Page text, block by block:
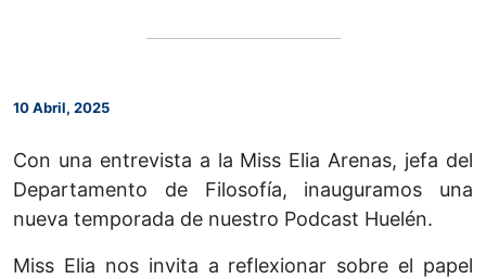
10 Abril, 2025
Con una entrevista a la Miss Elia Arenas, jefa del
Departamento de Filosofía, inauguramos una
nueva temporada de nuestro Podcast Huelén.
Miss Elia nos invita a reflexionar sobre el papel